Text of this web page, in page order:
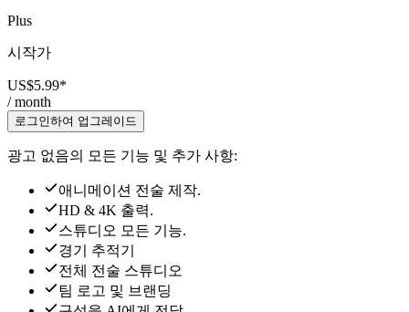
Plus
시작가
US$5.99*
/ month
로그인하여 업그레이드
광고 없음의 모든 기능 및 추가 사항:
애니메이션 전술 제작.
HD & 4K 출력.
스튜디오 모든 기능.
경기 추적기
전체 전술 스튜디오
팀 로고 및 브랜딩